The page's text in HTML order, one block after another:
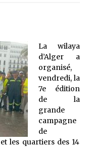
tomber ! »
La wilaya
d’Alger a
organisé,
vendredi, la
7e édition
de la
grande
campagne
de
les quartiers des 14